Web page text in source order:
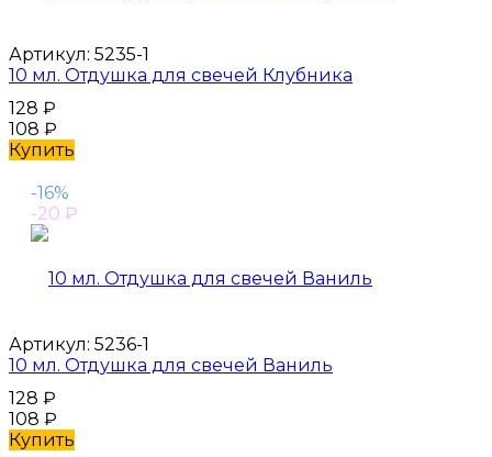
Артикул: 5235-1
10 мл. Отдушка для свечей Клубника
128 ₽
108 ₽
Купить
-16%
-20 ₽
Артикул: 5236-1
10 мл. Отдушка для свечей Ваниль
128 ₽
108 ₽
Купить